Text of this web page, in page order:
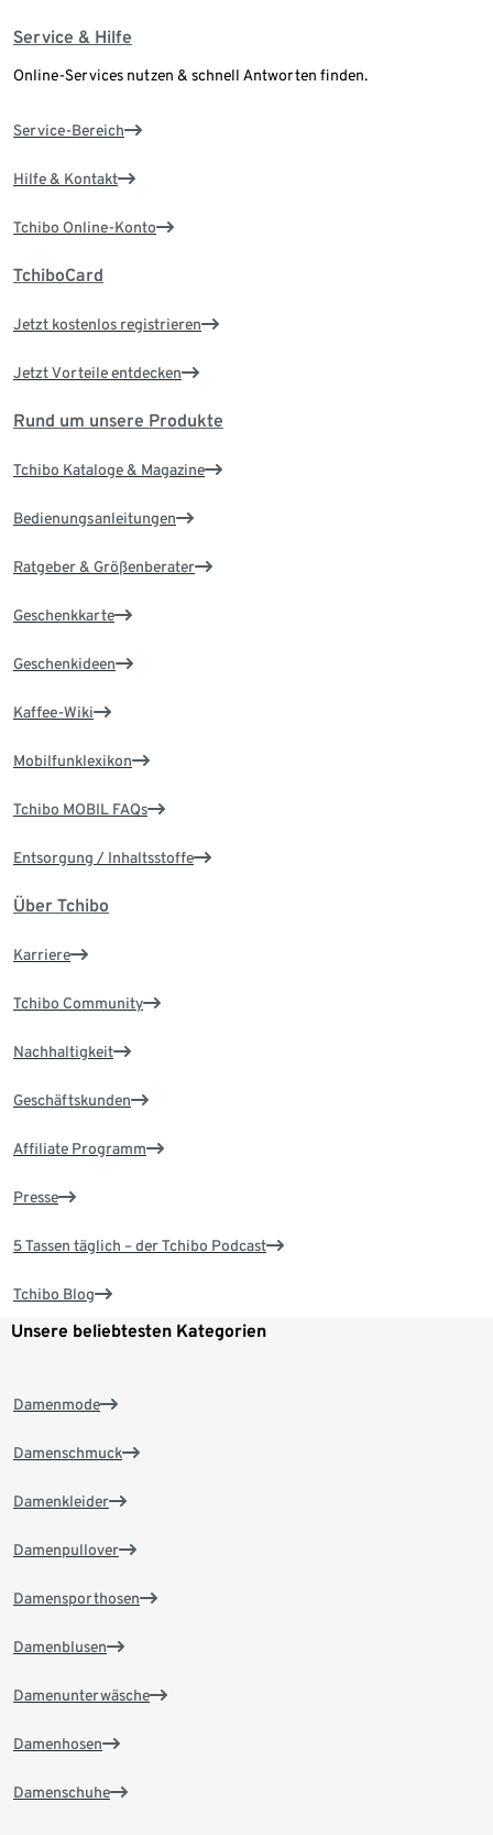
Service & Hilfe
Online-Services nutzen & schnell Antworten finden.
Service-Bereich
Hilfe & Kontakt
Tchibo Online-Konto
TchiboCard
Jetzt kostenlos registrieren
Jetzt Vorteile entdecken
Rund um unsere Produkte
Tchibo Kataloge & Magazine
Bedienungsanleitungen
Ratgeber & Größenberater
Geschenkkarte
Geschenkideen
Kaffee-Wiki
Mobilfunklexikon
Tchibo MOBIL FAQs
Entsorgung / Inhaltsstoffe
Über Tchibo
Karriere
Tchibo Community
Nachhaltigkeit
Geschäftskunden
Affiliate Programm
Presse
5 Tassen täglich – der Tchibo Podcast
Tchibo Blog
Unsere beliebtesten Kategorien
Damenmode
Damenschmuck
Damenkleider
Damenpullover
Damensporthosen
Damenblusen
Damenunterwäsche
Damenhosen
Damenschuhe